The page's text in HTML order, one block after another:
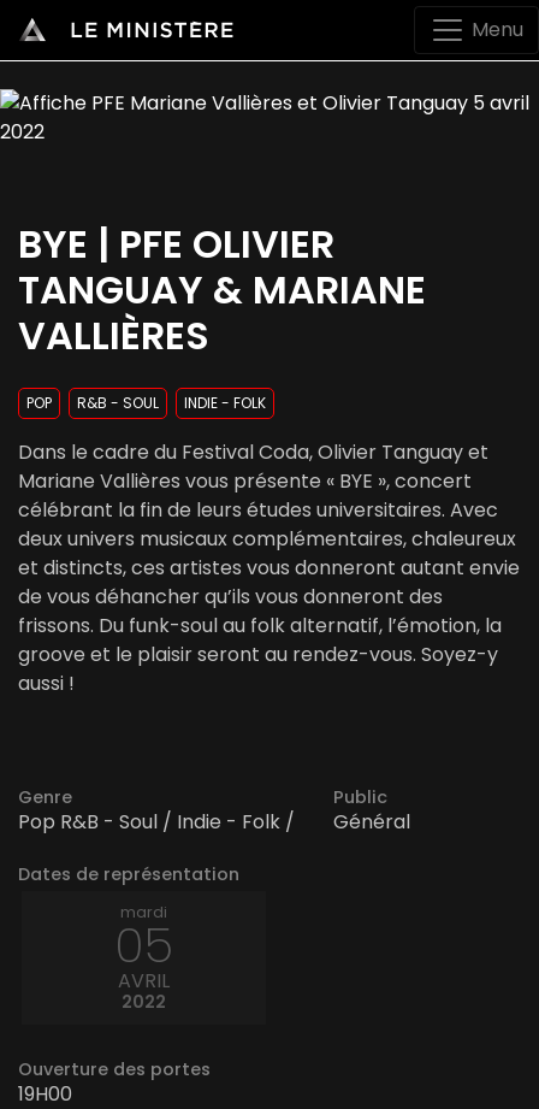
Menu
BYE | PFE OLIVIER
TANGUAY & MARIANE
VALLIÈRES
POP R&B - SOUL INDIE - FOLK
Dans le cadre du Festival Coda, Olivier Tanguay et
Mariane Vallières vous présente « BYE », concert
célébrant la fin de leurs études universitaires. Avec
deux univers musicaux complémentaires, chaleureux
et distincts, ces artistes vous donneront autant envie
de vous déhancher qu’ils vous donneront des
frissons. Du funk-soul au folk alternatif, l’émotion, la
groove et le plaisir seront au rendez-vous. Soyez-y
aussi !
Genre
Pop R&B - Soul / Indie - Folk /
Public
Général
Dates de représentation
mardi
05
AVRIL
2022
Ouverture des portes
19H00